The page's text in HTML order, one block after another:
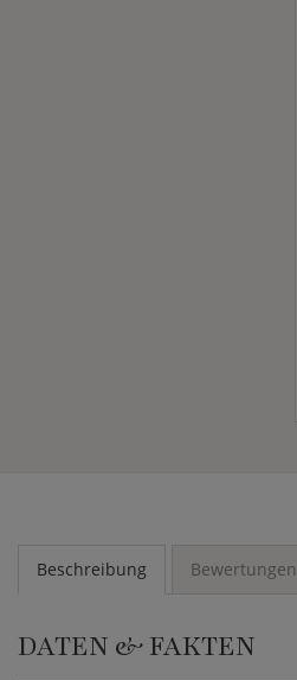
Beschreibung Bewertungen
DATEN & FAKTEN